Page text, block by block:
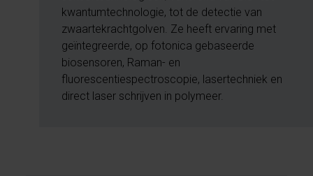
kwantumtechnologie, tot de detectie van
zwaartekrachtgolven. Ze heeft ervaring met
geïntegreerde, op fotonica gebaseerde
biosensoren, Raman- en
fluorescentiespectroscopie, lasertechniek en
direct laser schrijven in polymeer.